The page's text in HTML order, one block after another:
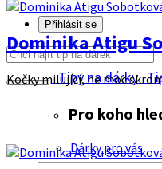
Přihlásit se
Tipy na dárky
Pro koho
Dárky pro vás
Dominika Atigu
Kočky milující, ne moc